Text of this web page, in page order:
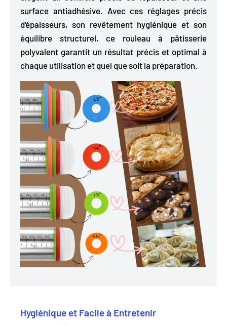
surface antiadhésive. Avec ces réglages précis
d'épaisseurs, son revêtement hygiénique et son
équilibre structurel, ce rouleau à pâtisserie
polyvalent garantit un résultat précis et optimal à
chaque utilisation et quel que soit la préparation.
Hygiénique et Facile à Entretenir